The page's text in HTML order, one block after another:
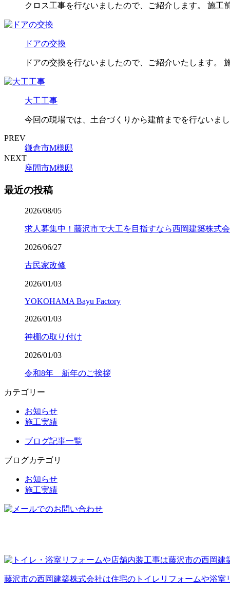
クロス工事を行ないましたので、ご紹介します。 施
ドアの交換
ドアの交換を行ないましたので、ご紹介いたします
大工工事
今回の現場では、土台づくりから建前までを行ないま
PREV
鎌倉市M様邸
NEXT
座間市M様邸
最近の投稿
2026/08/05
求人募集中！藤沢市で大工を目指すなら西岡建築株式
2026/06/27
古民家改修
2026/01/03
YOKOHAMA Bayu Factory
2026/01/03
神棚の取り付け
2026/01/03
令和8年 新年のご挨拶
カテゴリー
お知らせ
施工実績
ブログ記事一覧
ブログカテゴリ
お知らせ
施工実績
藤沢市の西岡建築株式会社は住宅のトイレリフォームや浴